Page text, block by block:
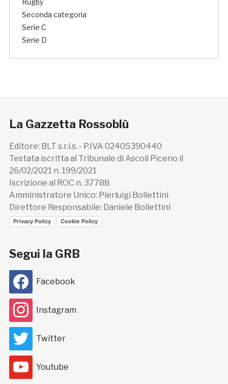
Rugby
Seconda categoria
Serie C
Serie D
La Gazzetta Rossoblù
Editore: BLT s.r.l.s. - P.IVA 02405390440
Testata iscritta al Tribunale di Ascoli Piceno il
26/02/2021 n. 199/2021
Iscrizione al ROC n. 37788
Amministratore Unico: Pierluigi Bollettini
Direttore Responsabile: Daniele Bollettini
Privacy Policy Cookie Policy
Segui la GRB
Facebook
Instagram
Twitter
Youtube